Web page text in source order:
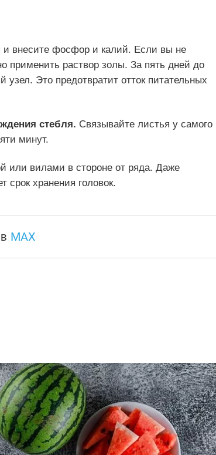
и внесите фосфор и калий. Если вы не
применить раствор золы. За пять дней до
Это предотвратит отток питательных
стебля. Связывайте листья у самого
минут.
или вилами в стороне от ряда. Даже
срок хранения головок.
в MAX